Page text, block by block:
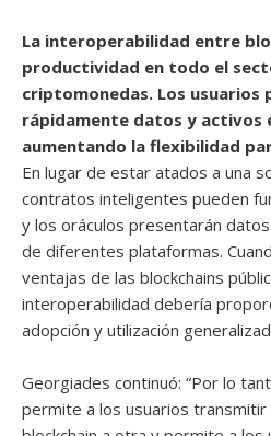
La interoperabilidad entre
productividad en todo el
criptomonedas. Los usuarios
rápidamente datos y activos
aumentando la flexibilidad
En lugar de estar atados a una
contratos inteligentes pueden
y los oráculos presentarán
de diferentes plataformas.
ventajas de las blockchains
interoperabilidad debería
adopción y utilización
Georgiades continuó: “Por lo
permite a los usuarios